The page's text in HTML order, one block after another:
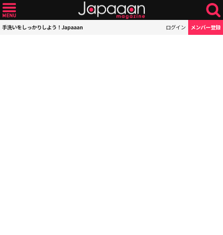
手洗いをしっかりしよう！Japaaan ログイン メンバー登録